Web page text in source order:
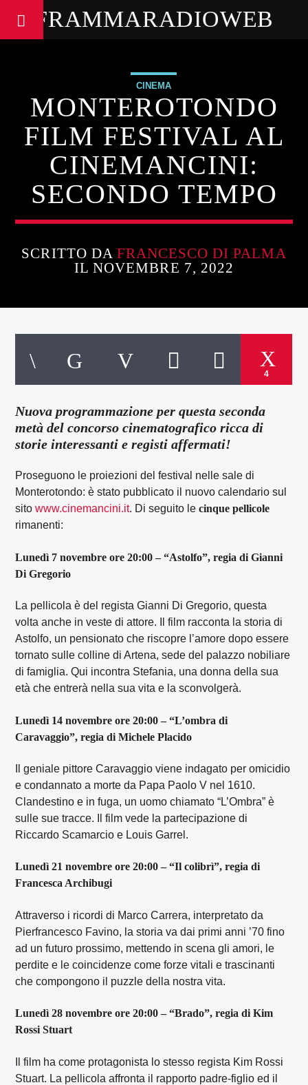
FRAMMARADIOWEB
CINEMA
MONTEROTONDO
FILM FESTIVAL AL
CINEMANCINI:
SECONDO TEMPO
SCRITTO DA FRANCESCO DI PALMA
IL NOVEMBRE 7, 2022
4
Nuova programmazione per questa seconda
metà del concorso cinematografico ricca di
storie interessanti e registi affermati!
Proseguono le proiezioni del festival nelle sale di
Monterotondo: è stato pubblicato il nuovo calendario sul
sitowww.cinemancini.it. Di seguito lecinque pellicole
rimanenti:
Lunedì 7 novembre ore 20:00 – “Astolfo”, regia di Gianni
Di Gregorio
La pellicola è del regista Gianni Di Gregorio, questa
volta anche in veste di attore. Il film racconta la storia di
Astolfo, un pensionato che riscopre l’amore dopo essere
tornato sulle colline di Artena, sede del palazzo nobiliare
di famiglia. Qui incontra Stefania, una donna della sua
età che entrerà nella sua vita e la sconvolgerà.
Lunedì 14 novembre ore 20:00 – “L’ombra di
Caravaggio”, regia di Michele Placido
Il geniale pittore Caravaggio viene indagato per omicidio
e condannato a morte da Papa Paolo V nel 1610.
Clandestino e in fuga, un uomo chiamato “L’Ombra” è
sulle sue tracce. Il film vede la partecipazione di
Riccardo Scamarcio e Louis Garrel.
Lunedì 21 novembre ore 20:00 – “Il colibrì”, regia di
Francesca Archibugi
Attraverso i ricordi di Marco Carrera, interpretato da
Pierfrancesco Favino, la storia va dai primi anni ’70 fino
ad un futuro prossimo, mettendo in scena gli amori, le
perdite e le coincidenze come forze vitali e trascinanti
che compongono il puzzle della nostra vita.
Lunedì 28 novembre ore 20:00 – “Brado”, regia di Kim
Rossi Stuart
Il film ha come protagonista lo stesso regista Kim Rossi
Stuart. La pellicola affronta il rapporto padre-figlio ed il